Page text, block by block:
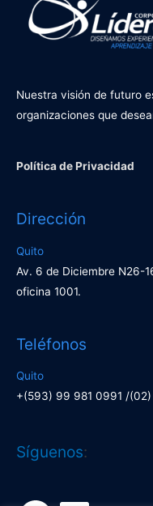
Nuestra visión de futuro
organizaciones que
Política de Privacidad
Dirección
Quito
Av. 6 de Diciembre N26-
oficina 1001.
Teléfonos
Quito
+(593) 99 981 0991 /(02)
Síguenos: